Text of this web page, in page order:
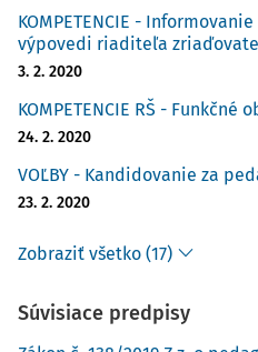
KOMPETENCIE -
výpovedi riaditeľa
3. 2. 2020
KOMPETENCIE RŠ -
24. 2. 2020
VOĽBY - Kandidovanie za
23. 2. 2020
Zobraziť všetko (17)
Súvisiace predpisy